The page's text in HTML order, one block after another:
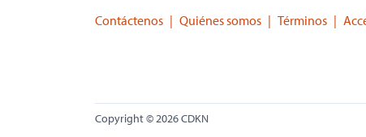
https://www.ffla.net/
https://
Contáctenos Quiénes somos Términos
Copyright © 2026 CDKN